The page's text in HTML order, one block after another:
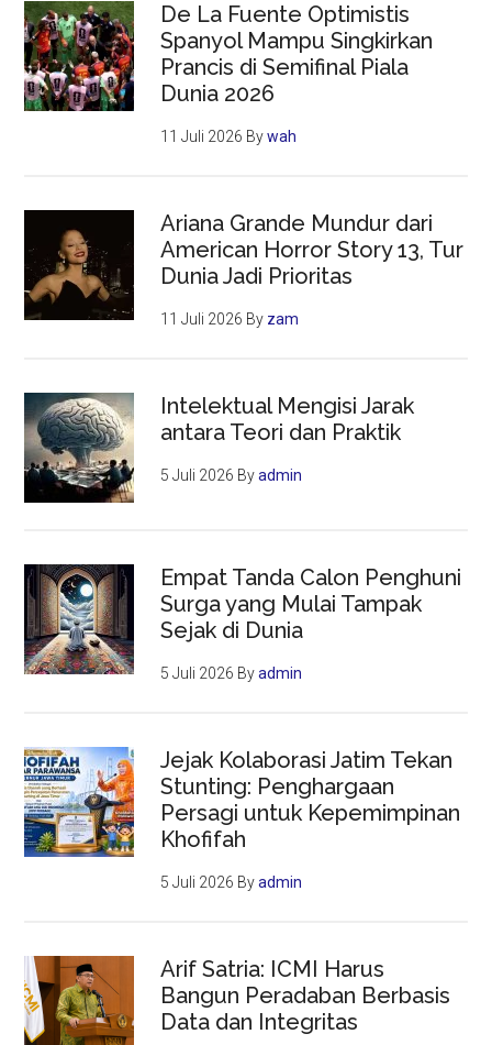
De La Fuente Optimistis
Spanyol Mampu Singkirkan
Prancis di Semifinal Piala
Dunia 2026
11 Juli 2026 Bywah
Ariana Grande Mundur dari
American Horror Story 13, Tur
Dunia Jadi Prioritas
11 Juli 2026 By zam
Intelektual Mengisi Jarak
antara Teori dan Praktik
5 Juli 2026 Byadmin
Empat Tanda Calon Penghuni
Surga yang Mulai Tampak
Sejak di Dunia
5 Juli 2026 Byadmin
Jejak Kolaborasi Jatim Tekan
Stunting: Penghargaan
Persagi untuk Kepemimpinan
Khofifah
5 Juli 2026 Byadmin
Arif Satria: ICMI Harus
Bangun Peradaban Berbasis
Data dan Integritas